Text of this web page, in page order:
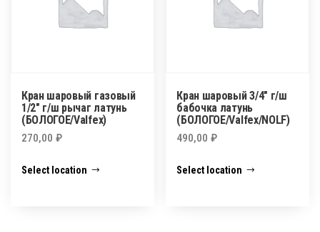
Кран шаровый газовый
1/2″ г/ш рычаг латунь
(БОЛОГОЕ/Valfex)
270,00 ₽
Select location
Кран шаровый 3/4″ г/ш
бабочка латунь
(БОЛОГОЕ/Valfex/NOLF)
490,00₽
Select location